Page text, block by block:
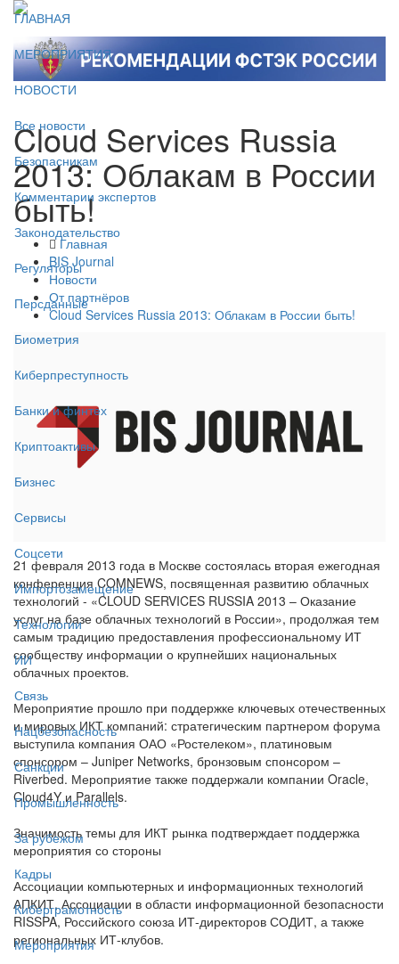
ГЛАВНАЯ
МЕРОПРИЯТИЯ
НОВОСТИ
Все новости
Безопасникам
Комментарии экспертов
Законодательство
Регуляторы
Персданные
Биометрия
Киберпреступность
Банки и финтех
Криптоактивы
Бизнес
Сервисы
Соцсети
Импортозамещение
Технологии
ИИ
Связь
Нацбезопасность
Санкции
Промышленность
За рубежом
Кадры
Киберграмотность
Мероприятия
Cloud Services Russia
2013: Облакам в России
быть!
Главная
BIS Journal
Новости
От партнёров
Cloud Services Russia 2013: Облакам в России быть!
21 февраля 2013 года в Москве состоялась вторая ежегодная
конференция COMNEWS, посвященная развитию облачных
технологий - «CLOUD SERVICES RUSSIA 2013 – Оказание
услуг на базе облачных технологий в России», продолжая тем
самым традицию предоставления профессиональному ИТ
сообществу информации о крупнейших национальных
облачных проектов.
Мероприятие прошло при поддержке ключевых отечественных
и мировых ИКТ компаний: стратегическим партнером форума
выступила компания ОАО «Ростелеком», платиновым
спонсором – Juniper Networks, бронзовым спонсором –
Riverbed. Мероприятие также поддержали компании Oracle,
Cloud4Y и Parallels.
Значимость темы для ИКТ рынка подтверждает поддержка
мероприятия со стороны
Ассоциации компьютерных и информационных технологий
АПКИТ, Ассоциации в области информационной безопасности
RISSPA, Российского союза ИТ-директоров СОДИТ, а также
региональных ИТ-клубов.